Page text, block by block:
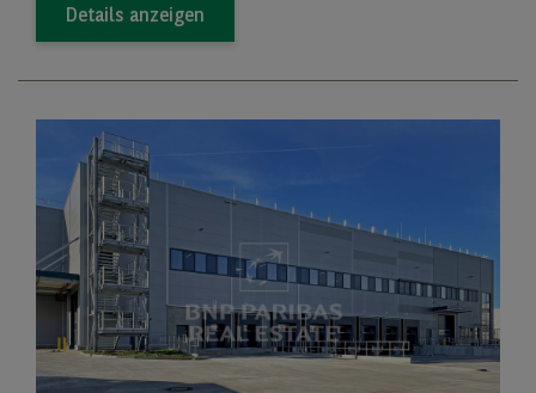
Details anzeigen